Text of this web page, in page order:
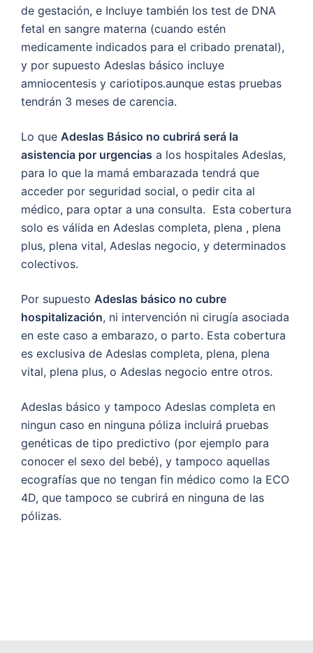
de gestación, e Incluye también los test de DNA
fetal en sangre materna (cuando estén
medicamente indicados para el cribado prenatal),
y por supuesto Adeslas básico incluye
amniocentesis y cariotipos.aunque estas pruebas
tendrán 3 meses de carencia.
Lo que Adeslas Básico no cubrirá será la
asistencia por urgencias a los hospitales Adeslas,
para lo que la mamá embarazada tendrá que
acceder por seguridad social, o pedir cita al
médico, para optar a una consulta. Esta cobertura
solo es válida en Adeslas completa, plena , plena
plus, plena vital, Adeslas negocio, y determinados
colectivos.
Por supuesto Adeslas básico no cubre
hospitalización, ni intervención ni cirugía asociada
en este caso a embarazo, o parto. Esta cobertura
es exclusiva de Adeslas completa, plena, plena
vital, plena plus, o Adeslas negocio entre otros.
Adeslas básico y tampoco Adeslas completa en
ningun caso en ninguna póliza incluirá pruebas
genéticas de tipo predictivo (por ejemplo para
conocer el sexo del bebé), y tampoco aquellas
ecografías que no tengan fin médico como la ECO
4D, que tampoco se cubrirá en ninguna de las
pólizas.